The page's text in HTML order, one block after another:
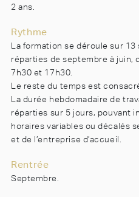
2 ans.
Rythme
La formation se déroule sur 13
réparties de septembre à juin,
7h30 et 17h30.
Le reste du temps est
La durée hebdomadaire de
réparties sur 5 jours, pouvant
horaires variables ou décalés
et de l’entreprise d’accueil.
Rentrée
Septembre.